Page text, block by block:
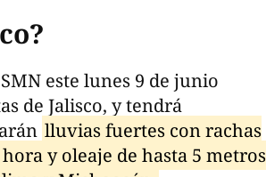
este lunes 9 de junio
de Jalisco, y tendrá
lluvias fuertes con rachas
y oleaje de hasta 5 metros